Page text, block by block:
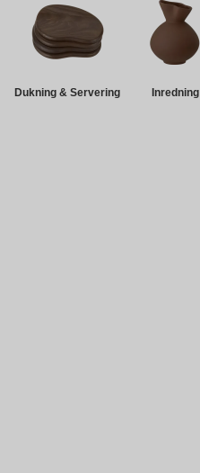
Dukning & Servering Inredning